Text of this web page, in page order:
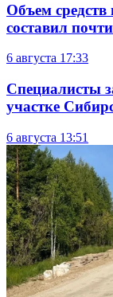
Объем средств
составил
6 августа 17:33
Специалисты
участке
6 августа 13:51